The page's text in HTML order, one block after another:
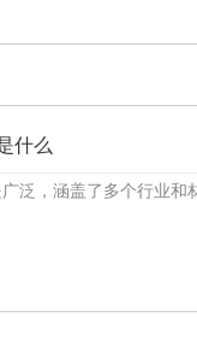
什么
泛，涵盖了多个行业和